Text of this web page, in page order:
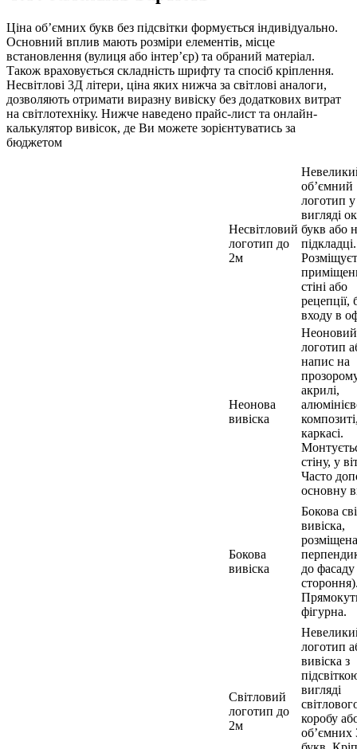
Ціна об’ємних букв без підсвітки формується індивідуально.
Основний вплив мають розміри елементів, місце
встановлення (вулиця або інтер’єр) та обраний матеріал.
Також враховується складність шрифту та спосіб кріплення.
Несвітлові 3Д літери, ціна яких нижча за світлові аналоги,
дозволяють отримати виразну вивіску без додаткових витрат
на світлотехніку. Нижче наведено прайс-лист та онлайн-
калькулятор вивісок, де Ви можете зорієнтуватись за
бюджетом
Несвітловий
логотип до
2м
об’ємний
логотип у
вигляді
букв або
підкладці.
стіні або
рецепції,
входу в
Неонова
вивіска
Неоновий
логотип
напис на
акрилі,
каркасі.
стіну, у
Часто
основну
Бокова
вивіска
Бокова
вивіска,
розміщена
до
фігурна.
Світловий
логотип до
2м
логотип
вивіска з
вигляді
коробу
об’ємних